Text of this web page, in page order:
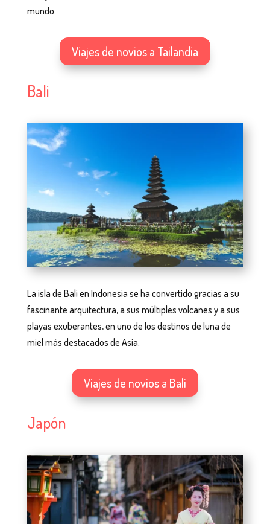
mundo.
Viajes de novios a Tailandia
Bali
La isla de Bali en Indonesia se ha convertido gracias a su
fascinante arquitectura, a sus múltiples volcanes y a sus
playas exuberantes, en uno de los destinos de luna de
miel más destacados de Asia.
Viajes de novios a Bali
Japón